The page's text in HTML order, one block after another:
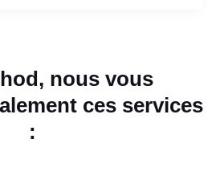
nous vous
ces services
: